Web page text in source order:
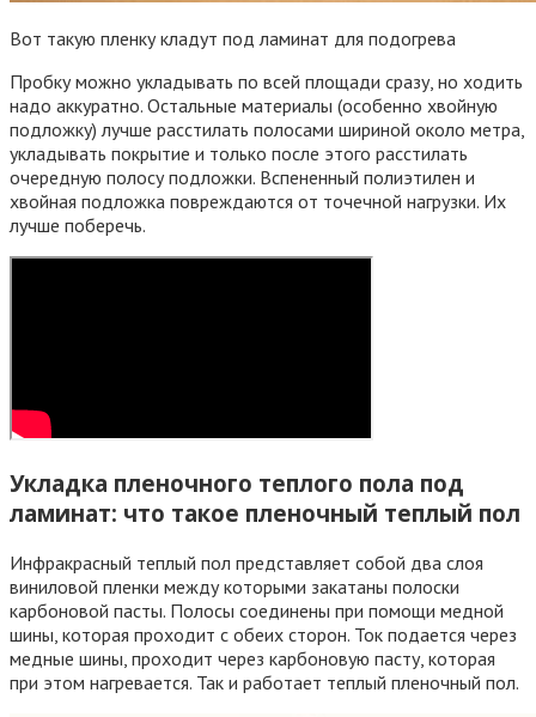
Вот такую пленку кладут под ламинат для подогрева
Пробку можно укладывать по всей площади сразу, но ходить
надо аккуратно. Остальные материалы (особенно хвойную
подложку) лучше расстилать полосами шириной около метра,
укладывать покрытие и только после этого расстилать
очередную полосу подложки. Вспененный полиэтилен и
хвойная подложка повреждаются от точечной нагрузки. Их
лучше поберечь.
Укладка пленочного теплого пола под
ламинат: что такое пленочный теплый пол
Инфракрасный теплый пол представляет собой два слоя
виниловой пленки между которыми закатаны полоски
карбоновой пасты. Полосы соединены при помощи медной
шины, которая проходит с обеих сторон. Ток подается через
медные шины, проходит через карбоновую пасту, которая
при этом нагревается. Так и работает теплый пленочный пол.